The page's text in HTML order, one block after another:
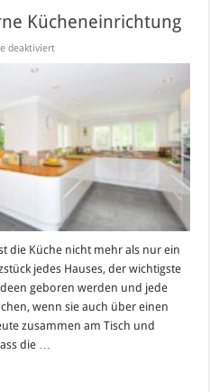
Kücheneinrichtung
deaktiviertfür
die Küche nicht mehr als nur ein
jedes Hauses, der wichtigste
geboren werden und jede
wenn sie auch über einen
zusammen am Tisch und
die …